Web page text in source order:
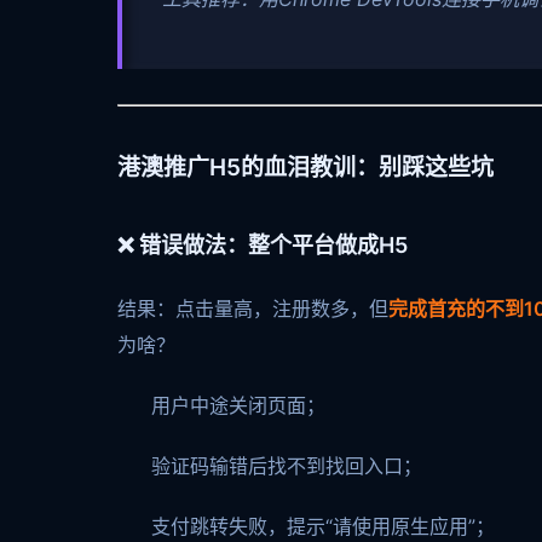
港澳推广H5的血泪教训：别踩这些坑
❌ 错误做法：整个平台做成H5
结果：点击量高，注册数多，但完成首充的不到
为啥？
用户中途关闭页面；
验证码输错后找不到找回入口；
支付跳转失败，提示“请使用原生应用”；